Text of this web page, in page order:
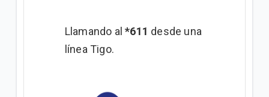
Llamando al*611 desde una
línea Tigo.